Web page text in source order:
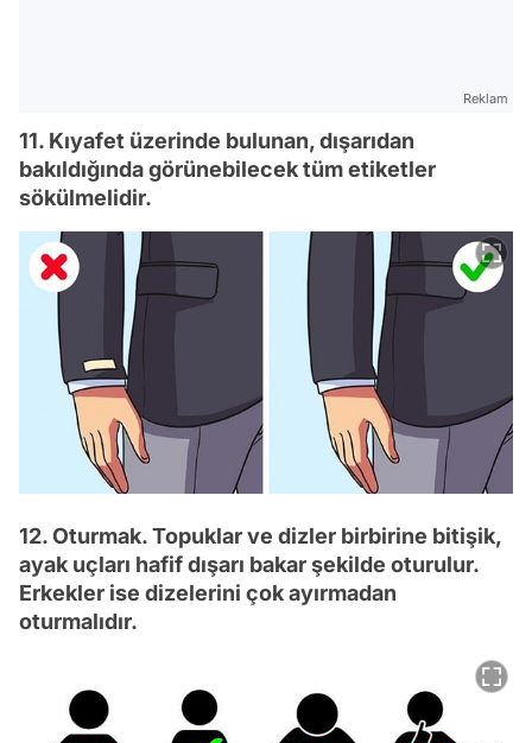
Reklam
11. Kıyafet üzerinde bulunan, dışarıdan
bakıldığında görünebilecek tüm etiketler
sökülmelidir.
12. Oturmak. Topuklar ve dizler birbirine bitişik,
ayak uçları hafif dışarı bakar şekilde oturulur.
Erkekler ise dizelerini çok ayırmadan
oturmalıdır.